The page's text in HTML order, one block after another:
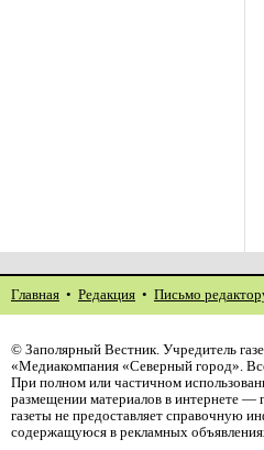
Главная • Редакция • Письмо
© Заполярный Вестник. Учредитель
«Медиакомпания «Северный город».
При полном или частичном
размещении материалов в интернете —
газеты не предоставляет справочную
содержащуюся в рекламных